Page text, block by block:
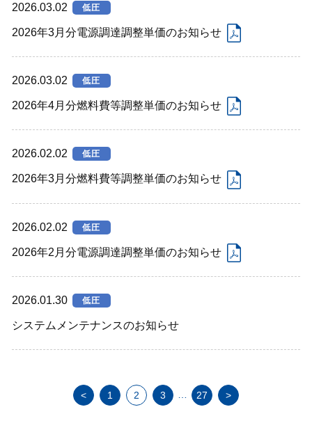
2026.03.02 低圧
2026年3月分電源調達調整単価のお知らせ
2026.03.02 低圧
2026年4月分燃料費等調整単価のお知らせ
2026.02.02 低圧
2026年3月分燃料費等調整単価のお知らせ
2026.02.02 低圧
2026年2月分電源調達調整単価のお知らせ
2026.01.30 低圧
システムメンテナンスのお知らせ
< 1 2 3 27 >